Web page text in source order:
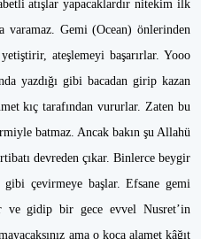
atışlar yapacaklardır nitekim ilk
varamaz. Gemi (Ocean) önlerinden
ateşlemeyi başarırlar. Yooo
yazdığı gibi bacadan girip kazan
kıç tarafından vururlar. Zaten bu
batmaz. Ancak bakın şu Allahü
devreden çıkar. Binlerce beygir
çevirmeye başlar. Efsane gemi
ve gidip bir gece evvel Nusret’in
ama o koca alamet kâğıt